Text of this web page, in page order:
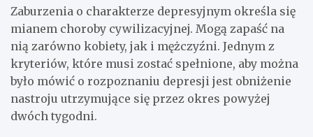
Zaburzenia o charakterze depresyjnym określa się
mianem choroby cywilizacyjnej. Mogą zapaść na
nią zarówno kobiety, jak i mężczyźni. Jednym z
kryteriów, które musi zostać spełnione, aby można
było mówić o rozpoznaniu depresji jest obniżenie
nastroju utrzymujące się przez okres powyżej
dwóch tygodni.